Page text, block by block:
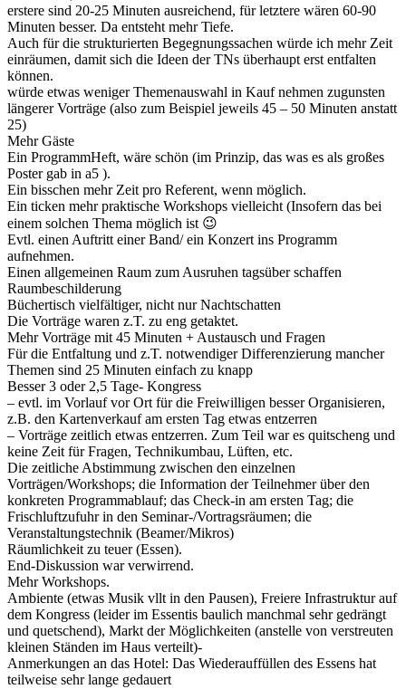
erstere sind 20-25 Minuten ausreichend, für letztere wären 60-90
Minuten besser. Da entsteht mehr Tiefe.
Auch für die strukturierten Begegnungssachen würde ich mehr Zeit
einräumen, damit sich die Ideen der TNs überhaupt erst entfalten
können.
würde etwas weniger Themenauswahl in Kauf nehmen zugunsten
längerer Vorträge (also zum Beispiel jeweils 45 – 50 Minuten anstatt
25)
Mehr Gäste
Ein ProgrammHeft, wäre schön (im Prinzip, das was es als großes
Poster gab in a5 ).
Ein bisschen mehr Zeit pro Referent, wenn möglich.
Ein ticken mehr praktische Workshops vielleicht (Insofern das bei
einem solchen Thema möglich ist 😉
Evtl. einen Auftritt einer Band/ ein Konzert ins Programm
aufnehmen.
Einen allgemeinen Raum zum Ausruhen tagsüber schaffen
Raumbeschilderung
Büchertisch vielfältiger, nicht nur Nachtschatten
Die Vorträge waren z.T. zu eng getaktet.
Mehr Vorträge mit 45 Minuten + Austausch und Fragen
Für die Entfaltung und z.T. notwendiger Differenzierung mancher
Themen sind 25 Minuten einfach zu knapp
Besser 3 oder 2,5 Tage- Kongress
– evtl. im Vorlauf vor Ort für die Freiwilligen besser Organisieren,
z.B. den Kartenverkauf am ersten Tag etwas entzerren
– Vorträge zeitlich etwas entzerren. Zum Teil war es quitscheng und
keine Zeit für Fragen, Technikumbau, Lüften, etc.
Die zeitliche Abstimmung zwischen den einzelnen
Vorträgen/Workshops; die Information der Teilnehmer über den
konkreten Programmablauf; das Check-in am ersten Tag; die
Frischluftzufuhr in den Seminar-/Vortragsräumen; die
Veranstaltungstechnik (Beamer/Mikros)
Räumlichkeit zu teuer (Essen).
End-Diskussion war verwirrend.
Mehr Workshops.
Ambiente (etwas Musik vllt in den Pausen), Freiere Infrastruktur auf
dem Kongress (leider im Essentis baulich manchmal sehr gedrängt
und quetschend), Markt der Möglichkeiten (anstelle von verstreuten
kleinen Ständen im Haus verteilt)-
Anmerkungen an das Hotel: Das Wiederauffüllen des Essens hat
teilweise sehr lange gedauert